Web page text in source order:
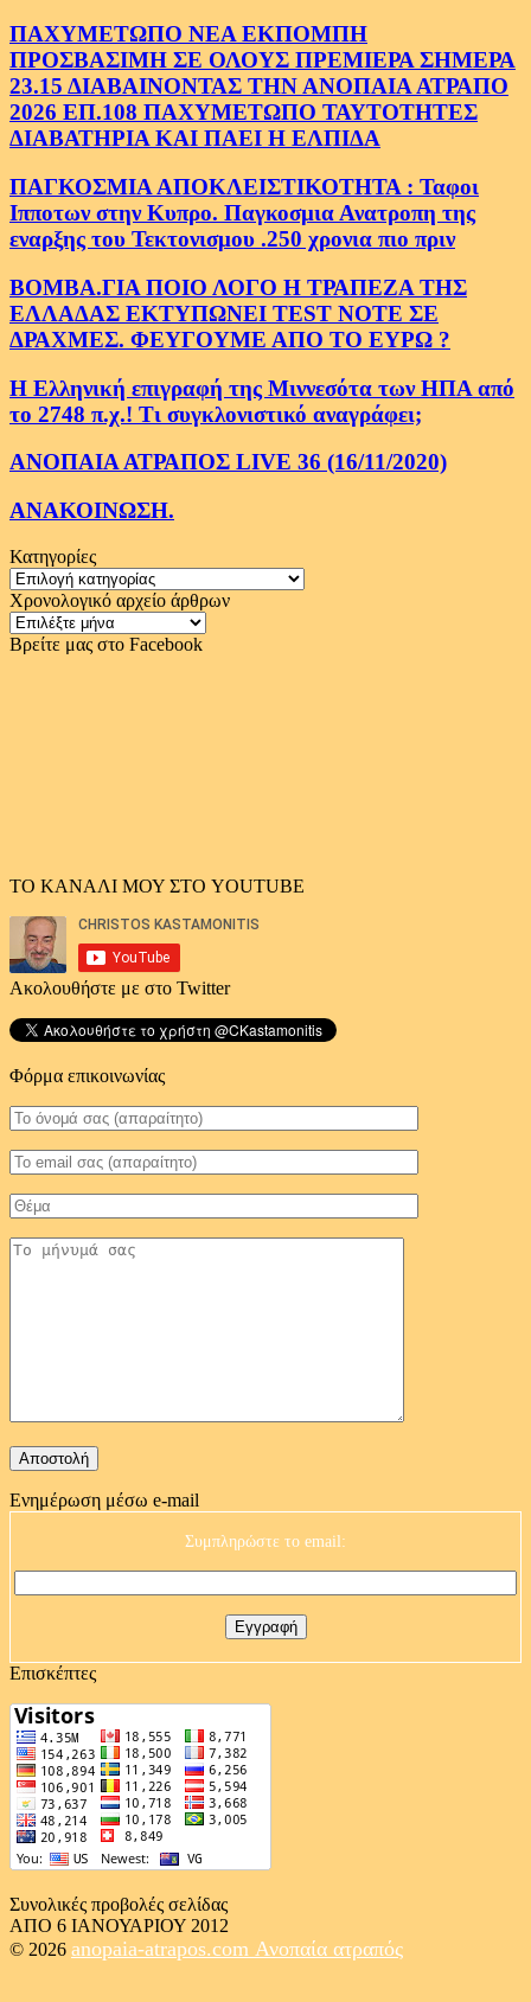
ΠΑΧΥΜΕΤΩΠΟ ΝΕΑ ΕΚΠΟΜΠΗ
ΠΡΟΣΒΑΣΙΜΗ ΣΕ ΟΛΟΥΣ ΠΡΕΜΙΕΡΑ ΣΗΜΕΡΑ
23.15 ΔΙΑΒΑΙΝΟΝΤΑΣ ΤΗΝ ΑΝΟΠΑΙΑ ΑΤΡΑΠΟ
2026 ΕΠ.108 ΠΑΧΥΜΕΤΩΠΟ ΤΑΥΤΟΤΗΤΕΣ
ΔΙΑΒΑΤΗΡΙΑ ΚΑΙ ΠΑΕΙ Η ΕΛΠΙΔΑ
ΠΑΓΚΟΣΜΙΑ ΑΠΟΚΛΕΙΣΤΙΚΟΤΗΤΑ : Ταφοι
Ιπποτων στην Κυπρο. Παγκοσμια Ανατροπη της
εναρξης του Τεκτονισμου .250 χρονια πιο πριν
ΒΟΜΒΑ.ΓΙΑ ΠΟΙΟ ΛΟΓΟ Η ΤΡΑΠΕΖΑ ΤΗΣ
ΕΛΛΑΔΑΣ ΕΚΤΥΠΩΝΕΙ TEST NOTE ΣΕ
ΔΡΑΧΜΕΣ. ΦΕΥΓΟΥΜΕ ΑΠΟ ΤΟ ΕΥΡΩ ?
Η Ελληνική επιγραφή της Μιννεσότα των ΗΠΑ από
το 2748 π.χ.! Τι συγκλονιστικό αναγράφει;
ΑΝΟΠΑΙΑ ΑΤΡΑΠΟΣ LIVE 36 (16/11/2020)
ΑΝΑΚΟΙΝΩΣΗ.
Κατηγορίες
Κατηγορίες
Χρονολογικό αρχείο άρθρων
Χρονολογικό
αρχείο
Βρείτε μας στο Facebook
ΤΟ ΚΑΝΑΛΙ ΜΟΥ ΣΤΟ YOUTUBE
Ακολουθήστε με στο Twitter
Φόρμα επικοινωνίας
Ενημέρωση μέσω e-mail
Συμπληρώστε το email:
Επισκέπτες
Συνολικές προβολές σελίδας
ΑΠΟ 6 ΙΑΝΟΥΑΡΙΟΥ 2012
© 2026 anopaia-atrapos.com Ανοπαία ατραπός